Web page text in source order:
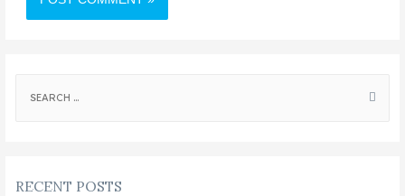
RECENT POSTS